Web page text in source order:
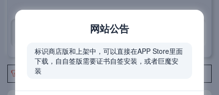
标注了自签版的，需要证书或者巨魔安装！！
网站公告
标识商店版和上架中，可以直接在APP Store里面
下载，自自签版需要证书自签安装，或者巨魔安
装